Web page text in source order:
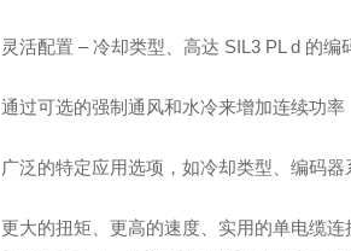
灵活配置 – 冷却类型、高达 SIL3 PL d 的
通过可选的强制通风和水冷来增加连续功率
广泛的特定应用选项，如冷却类型、编码器
更大的扭矩、更高的速度、实用的单电缆